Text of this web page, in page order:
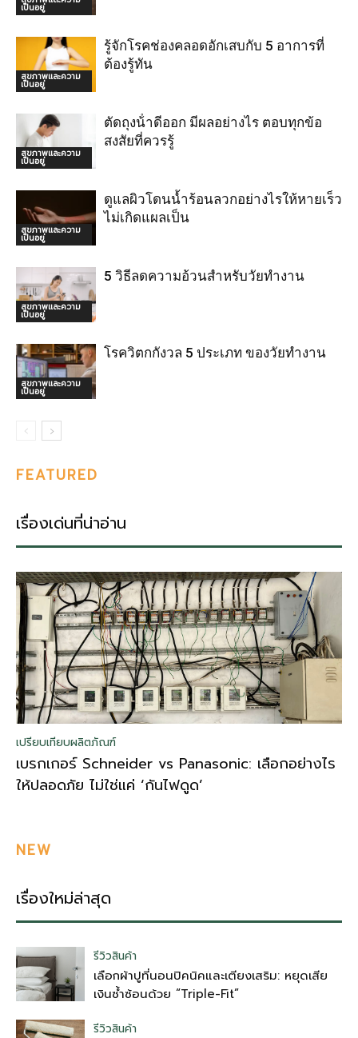
เป็นอยู่
สุขภาพและความ
เป็นอยู่
รู้จักโรคช่องคลอดอักเสบกับ 5 อาการที่
ต้องรู้ทัน
สุขภาพและความ
เป็นอยู่
ตัดถุงน้ําดีออก มีผลอย่างไร ตอบทุกข้อ
สงสัยที่ควรรู้
สุขภาพและความ
เป็นอยู่
ดูแลผิวโดนน้ำร้อนลวกอย่างไรให้หายเร็ว
ไม่เกิดแผลเป็น
สุขภาพและความ
เป็นอยู่
5 วิธีลดความอ้วนสำหรับวัยทำงาน
สุขภาพและความ
เป็นอยู่
โรควิตกกังวล 5 ประเภท ของวัยทำงาน
FEATURED
เรื่องเด่นที่น่าอ่าน
เปรียบเทียบผลิตภัณฑ์
เบรกเกอร์ Schneider vs Panasonic: เลือกอย่างไร
ให้ปลอดภัย ไม่ใช่แค่ ‘กันไฟดูด’
NEW
เรื่องใหม่ล่าสุด
รีวิวสินค้า
เลือกผ้าปูที่นอนปิคนิคและเตียงเสริม: หยุดเสีย
เงินซ้ำซ้อนด้วย “Triple-Fit”
รีวิวสินค้า